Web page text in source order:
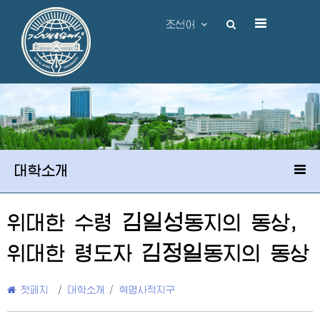
조선어
대학소개
위대한 수령 김일성동지 의 동상,
위대한 령도자 김정일동지 의 동상
첫페지 / 대학소개 / 혁명사적지구